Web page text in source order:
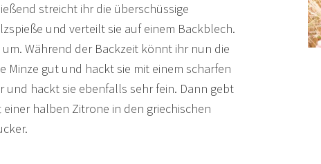
streicht ihr die überschüssige
und verteilt sie auf einem Backblech.
Während der Backzeit könnt ihr nun die
Minze gut und hackt sie mit einem scharfen
und hackt sie ebenfalls sehr fein. Dann gebt
halben Zitrone in den griechischen